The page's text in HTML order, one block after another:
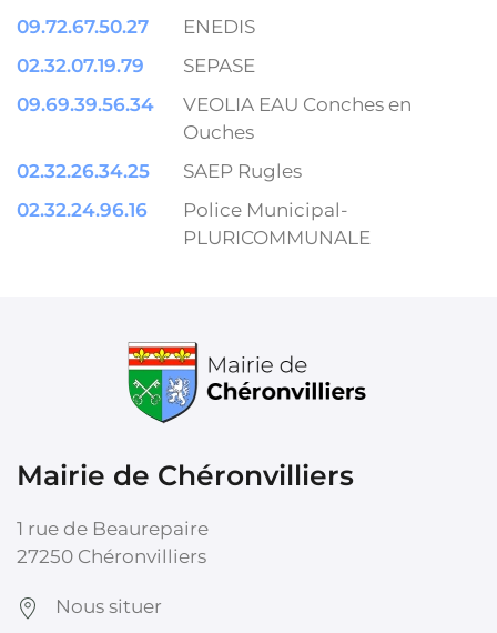
09.72.67.50.27
ENEDIS
02.32.07.19.79
SEPASE
09.69.39.56.34
VEOLIA EAU Conches en
Ouches
02.32.26.34.25
SAEP Rugles
02.32.24.96.16
Police Municipal-
PLURICOMMUNALE
Mairie de Chéronvilliers
1 rue de Beaurepaire
27250 Chéronvilliers
Nous situer